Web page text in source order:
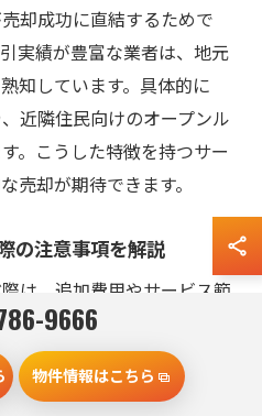
却成功に直結するためで
実績が豊富な業者は、地元
知しています。具体的に
近隣住民向けのオープンル
。こうした特徴を持つサー
売却が期待できます。
の注意事項を解説
は、追加費用やサービス範
ら、手数料無料でも別途費
めです。例えば、契約書類
かかる場合があります。契
9666
物件情報はこちら